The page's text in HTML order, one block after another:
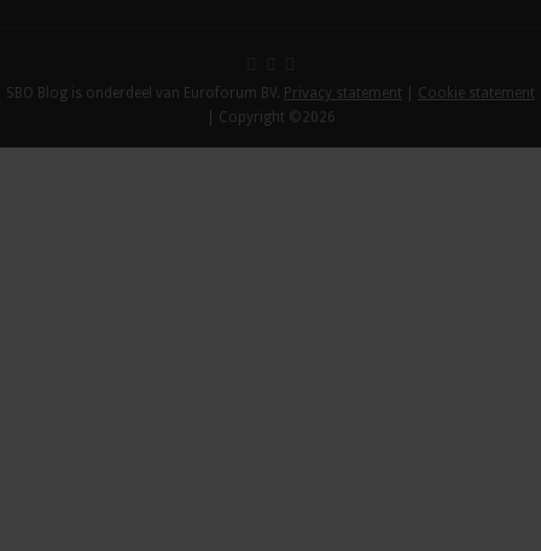
SBO Blog is onderdeel van Euroforum BV. Privacy statement
Cookie statement
| Copyright ©2026